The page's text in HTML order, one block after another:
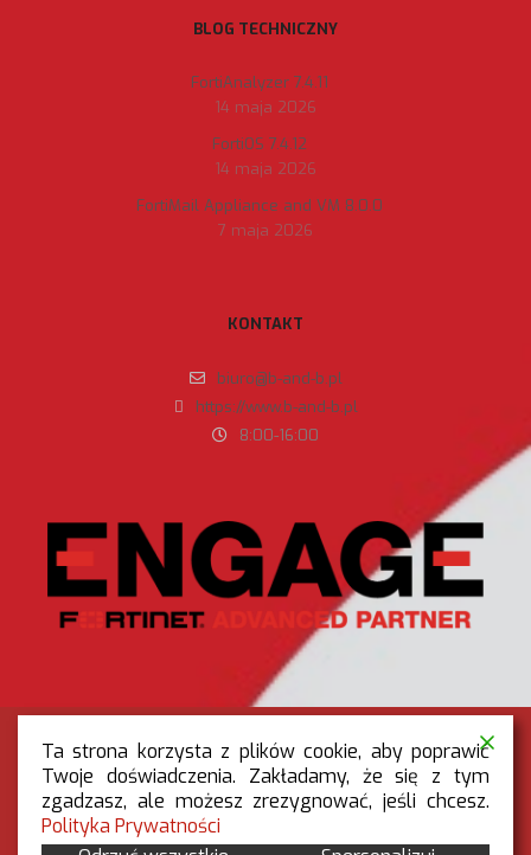
BLOG TECHNICZNY
FortiAnalyzer 7.4.11
14 maja 2026
FortiOS 7.4.12
14 maja 2026
FortiMail Appliance and VM 8.0.0
7 maja 2026
KONTAKT
biuro@b-and-b.pl
https://www.b-and-b.pl
8:00-16:00
RODO |POLITYKA PRYWATNOŚCI
OGÓLNE WARUNKI REKLAMACJI
Ta strona korzysta z plików cookie, aby poprawić
Twoje doświadczenia. Zakładamy, że się z tym
zgadzasz, ale możesz zrezygnować, jeśli chcesz.
Polityka Prywatności